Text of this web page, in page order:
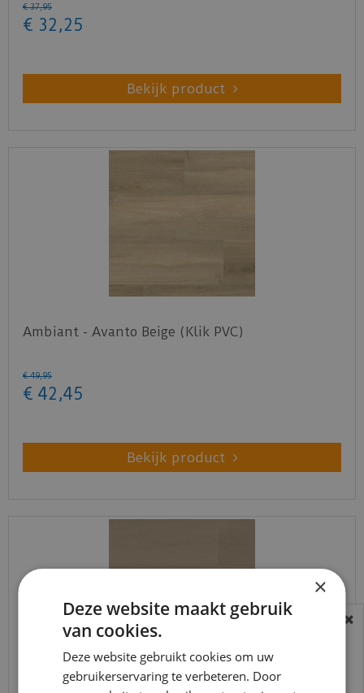
€ 37,95
€ 32 ,25
Bekijk product
Ambiant - Avanto Beige (Klik PVC)
€ 49,95
€ 42 ,45
Bekijk product
BEREIKBAARHEID
In verband met de vakantie periode zijn wij
t/m 14 augustus telefonisch helaas niet
×
Deze website maakt gebruik
van cookies.
Deze website gebruikt cookies om uw
gebruikerservaring te verbeteren. Door